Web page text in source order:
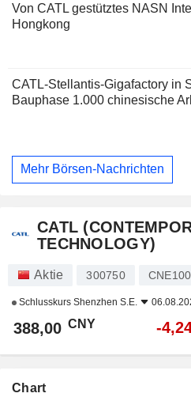
Von CATL gestütztes NASN
Hongkong
CATL-Stellantis-Gigafactory in
Bauphase 1.000 chinesische
Mehr Börsen-Nachrichten
CATL
TECHNOLOGY)
Aktie 300750
Schlusskurs Shenzhen S.E.
388,00 CNY -
Chart